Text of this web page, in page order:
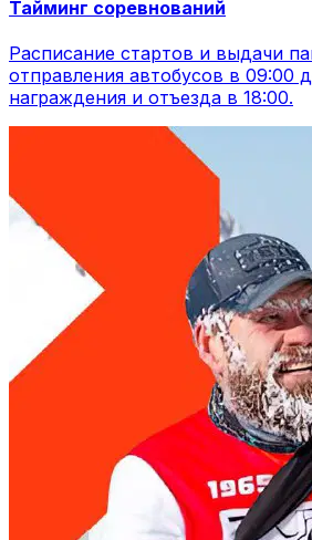
Тайминг соревнований
Расписание стартов и выдачи
отправления автобусов в 09:00
награждения и отъезда в 18:00.